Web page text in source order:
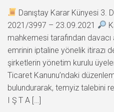
Danıştay Karar Künyesi 3.
2021/3997 – 23.09.2021
mahkemesi tarafından
emrinin iptaline yönelik itirazı
şirketlerin yönetim kurulu
Ticaret Kanunu’ndaki
bulundurarak, temyiz talebini
I Ş T A […]